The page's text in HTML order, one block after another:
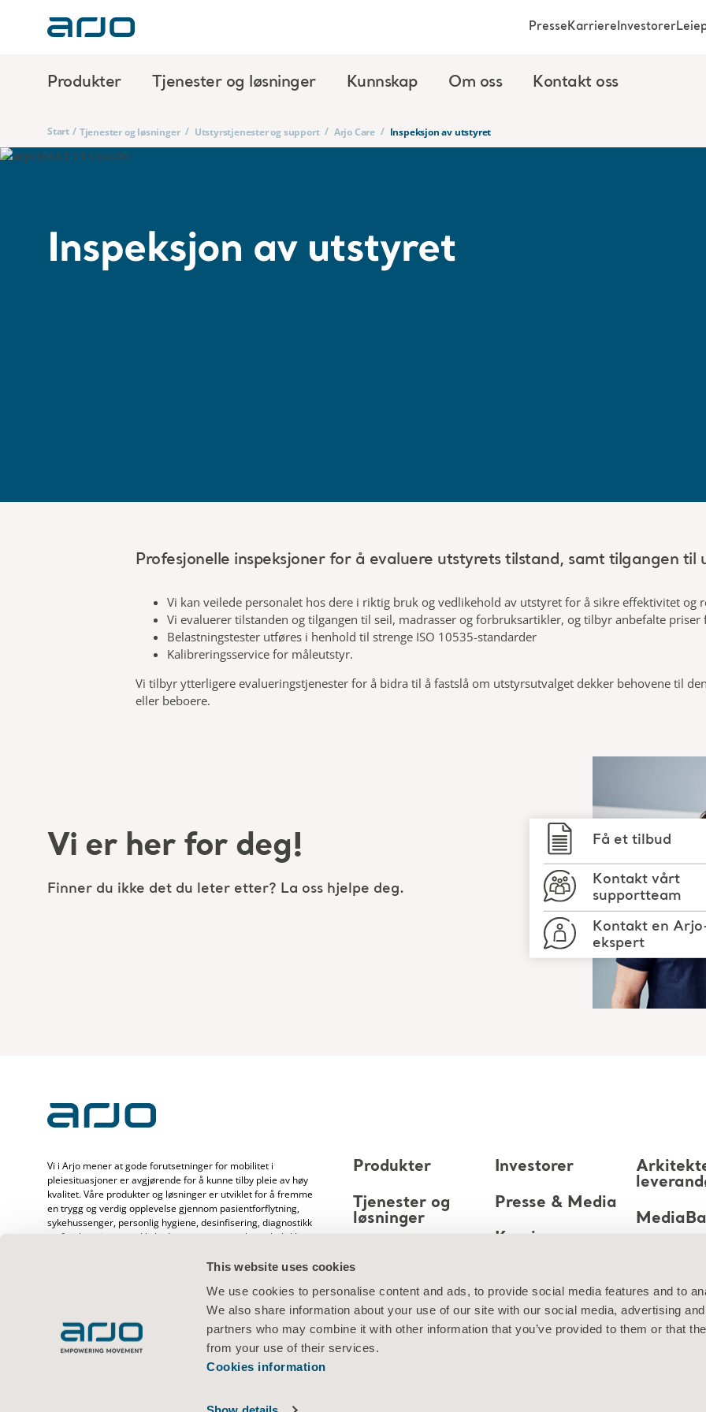
This website uses cookies
We use cookies to personalise content and ads, to provide social media features and to
We also share information about your use of our site with our social media, advertising
partners who may combine it with other information that you’ve provided to them or that
from your use of their services.
Cookies information
Produkter Tjenester og løsninger Kunnskap Om oss Kontakt oss
PresseKarriereInvestorer
Start / Tjenester og løsninger / Utstyrstjenester og support / Arjo Care / Inspeksjon av utstyret
Inspeksjon av utstyret
Profesjonelle inspeksjoner for å evaluere utstyrets tilstand, samt tilgangen til
Vi kan veilede personalet hos dere i riktig bruk og vedlikehold av utstyret for å sikre effektivitet og
Vi evaluerer tilstanden og tilgangen til seil, madrasser og forbruksartikler, og tilbyr anbefalte
Belastningstester utføres i henhold til strenge ISO 10535-standarder
Kalibreringsservice for måleutstyr.
Vi tilbyr ytterligere evalueringstjenester for å bidra til å fastslå om utstyrsutvalget dekker behovene til
eller beboere.
Vi er her for deg!
Finner du ikke det du leter etter? La oss hjelpe deg.
Få et tilbud
Kontakt vårt
supportteam
Kontakt en
ekspert
Vi i Arjo mener at gode forutsetninger for mobilitet i
pleiesituasjoner er avgjørende for å kunne tilby pleie av høy
kvalitet. Våre produkter og løsninger er utviklet for å fremme
en trygg og verdig opplevelse gjennom pasientforflytning,
sykehussenger, personlig hygiene, desinfisering, diagnostikk
og forebygging av trykkskader og venøs tromboemboli. Vi
erfaring med pasientpleie og helsepersonell, og er opptatt
Produkter
Tjenester og
løsninger
Om oss
Kontakt oss
Investorer
Presse & Media
Karriere
Personvernerklæring Nettstedserklæring
Informasjon om informasjonskapsler